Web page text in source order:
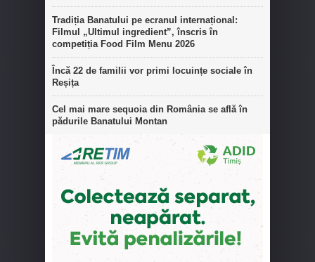
Tradiția Banatului pe ecranul internațional:
Filmul „Ultimul ingredient”, înscris în
competiția Food Film Menu 2026
Încă 22 de familii vor primi locuințe sociale în
Reșița
Cel mai mare sequoia din România se află în
pădurile Banatului Montan